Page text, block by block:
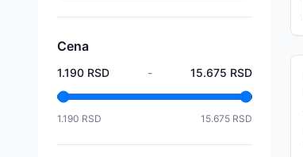
Cena
1.190 RSD - 15.675 RSD
1.190 RSD 15.675 RSD